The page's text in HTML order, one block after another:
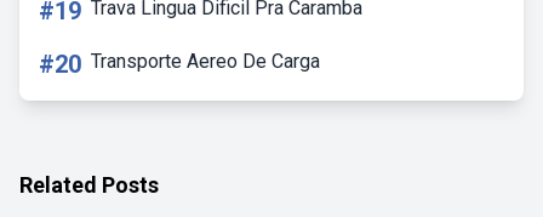
#19 Trava Lingua Dificil Pra Caramba
#20 Transporte Aereo De Carga
Related Posts